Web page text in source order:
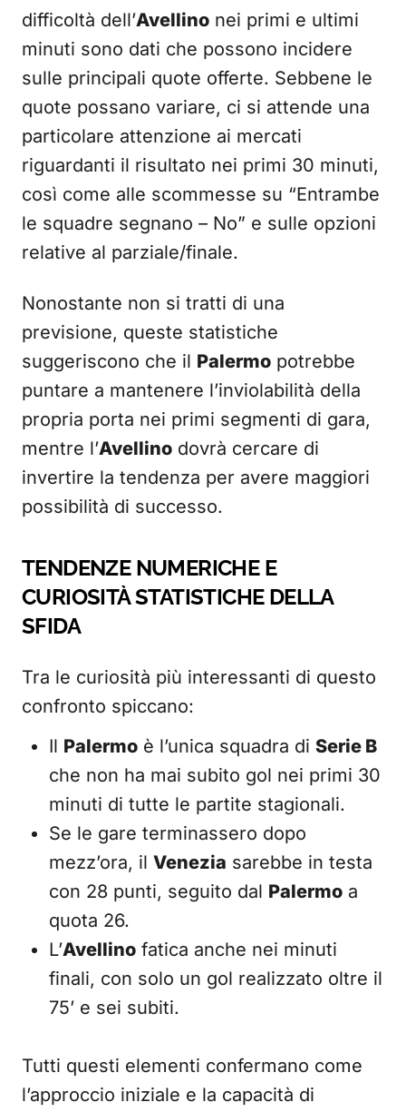
difficoltà dell’Avellino nei primi e ultimi
minuti sono dati che possono incidere
sulle principali quote offerte. Sebbene le
quote possano variare, ci si attende una
particolare attenzione ai mercati
riguardanti il risultato nei primi 30 minuti,
così come alle scommesse su “Entrambe
le squadre segnano – No” e sulle opzioni
relative al parziale/finale.
Nonostante non si tratti di una
previsione, queste statistiche
suggeriscono che il Palermo potrebbe
puntare a mantenere l’inviolabilità della
propria porta nei primi segmenti di gara,
mentre l’Avellino dovrà cercare di
invertire la tendenza per avere maggiori
possibilità di successo.
TENDENZE NUMERICHE E
CURIOSITÀ STATISTICHE DELLA
SFIDA
Tra le curiosità più interessanti di questo
confronto spiccano:
Il Palermo è l’unica squadra di Serie B
che non ha mai subito gol nei primi 30
minuti di tutte le partite stagionali.
Se le gare terminassero dopo
mezz’ora, il Venezia sarebbe in testa
con 28 punti, seguito dal Palermo a
quota 26.
L’Avellino fatica anche nei minuti
finali, con solo un gol realizzato oltre il
75’ e sei subiti.
Tutti questi elementi confermano come
l’approccio iniziale e la capacità di